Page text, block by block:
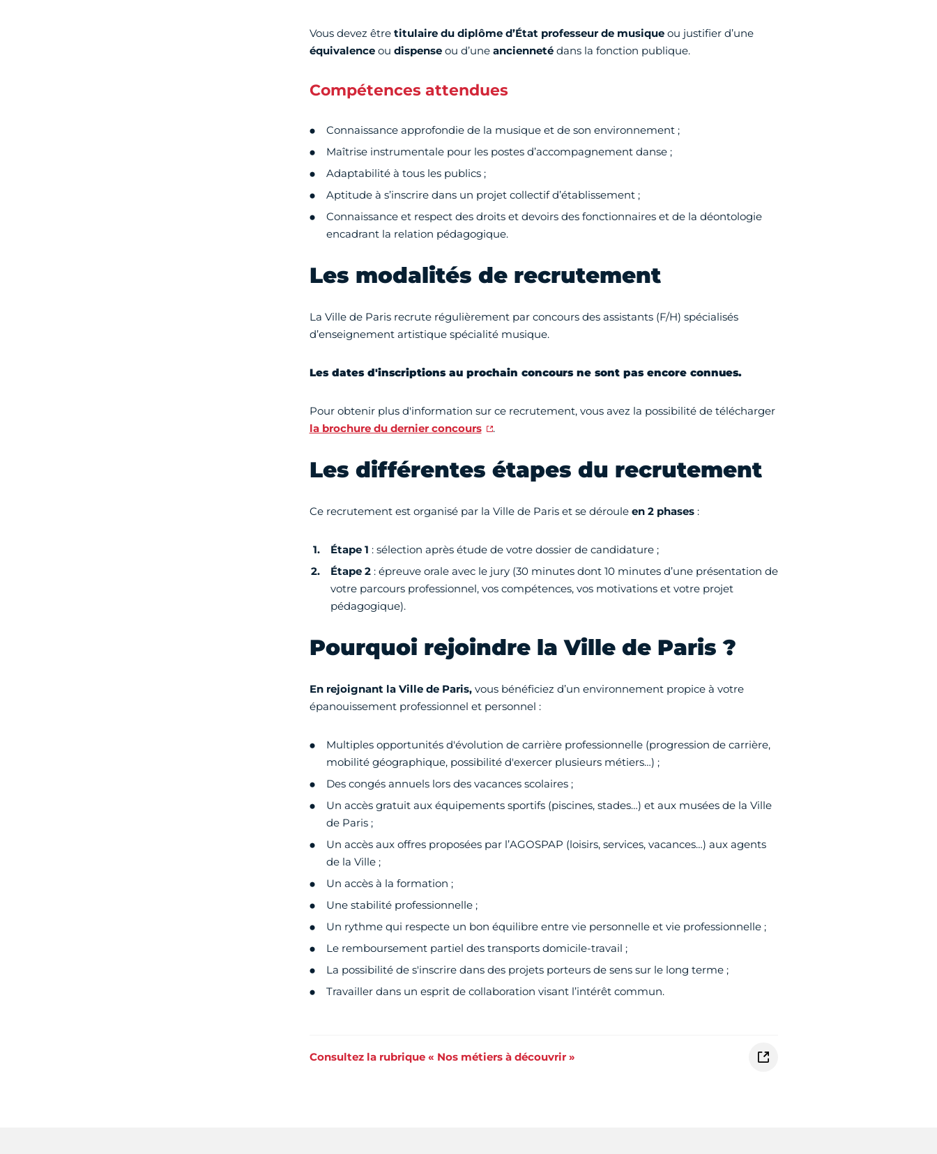
Vous devez être titulaire du diplôme d’État professeur de musiqueou justifier d’une
équivalenceou dispense ou d’une anciennetédans la fonction publique.
Compétences attendues
Connaissance approfondie de la musique et de son environnement ;
Maîtrise instrumentale pour les postes d’accompagnement danse ;
Adaptabilité à tous les publics ;
Aptitude à s’inscrire dans un projet collectif d’établissement ;
Connaissance et respect des droits et devoirs des fonctionnaires et de la déontologie
encadrant la relation pédagogique.
Les modalités de recrutement
La Ville de Paris recrute régulièrement par concours des assistants (F/H) spécialisés
d’enseignement artistique spécialité musique.
Les dates d'inscriptions au prochain concours ne sont pas encore connues.
Pour obtenir plus d'information sur ce recrutement, vous avez la possibilité de télécharger
la brochure du dernier concours
.
Les différentes étapes du recrutement
Ce recrutement est organisé par la Ville de Paris et se déroule en 2 phases:
Étape 1 : sélection après étude de votre dossier de candidature ;
Étape 2: épreuve orale avec le jury (30 minutes dont 10 minutes d’une présentation de
votre parcours professionnel, vos compétences, vos motivations et votre projet
pédagogique).
Pourquoi rejoindre la Ville de Paris ?
En rejoignant la Ville de Paris,vous bénéficiez d’un environnement propice à votre
épanouissement professionnel et personnel :
Multiples opportunités d'évolution de carrière professionnelle (progression de carrière,
mobilité géographique, possibilité d'exercer plusieurs métiers…) ;
Des congés annuels lors des vacances scolaires ;
Un accès gratuit aux équipements sportifs (piscines, stades…) et aux musées de la Ville
de Paris ;
Un accès aux offres proposées par l’AGOSPAP (loisirs, services, vacances…) aux agents
de la Ville ;
Un accès à la formation ;
Une stabilité professionnelle ;
Un rythme qui respecte un bon équilibre entre vie personnelle et vie professionnelle ;
Le remboursement partiel des transports domicile-travail ;
La possibilité de s'inscrire dans des projets porteurs de sens sur le long terme ;
Travailler dans un esprit de collaboration visant l’intérêt commun.
Consultez la rubrique « Nos métiers à découvrir »